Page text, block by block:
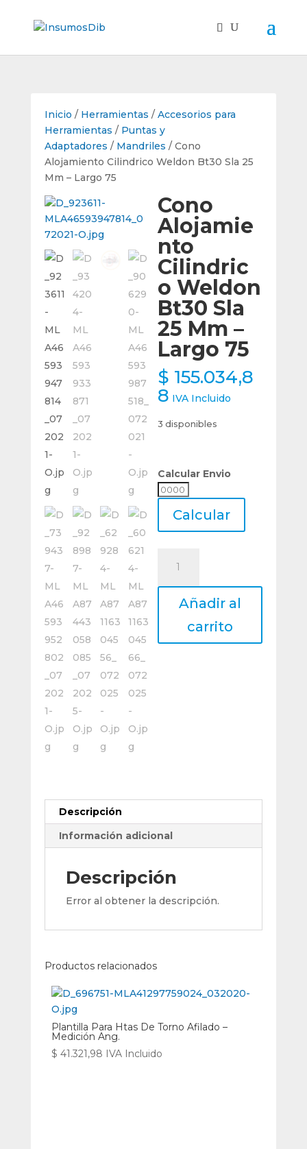
Inicio / Herramientas / Accesorios para
Herramientas / Puntas y
Adaptadores / Mandriles / Cono
Alojamiento Cilindrico Weldon Bt30 Sla 25
Mm – Largo 75
Cono
Alojamie
nto
Cilindric
o Weldon
Bt30 Sla
25 Mm –
Largo 75
$ 155.034,8
8 IVA Incluido
3 disponibles
Calcular Envio
Calcular
Calcular
Alojamiento
Cilindrico
WeldonAñadir al
carrito
Descripción
Información adicional
Descripción
Error al obtener la descripción.
Productos relacionados
Plantilla Para Htas De Torno Afilado –
Medición Ang.
$ 41.321,98 IVA Incluido